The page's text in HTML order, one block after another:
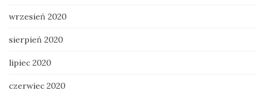
wrzesień 2020
sierpień 2020
lipiec 2020
czerwiec 2020